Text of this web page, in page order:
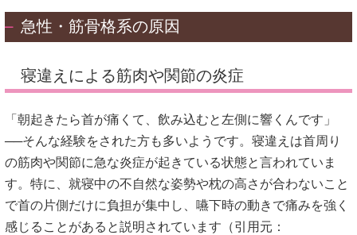
急性・筋骨格系の原因
寝違えによる筋肉や関節の炎症
「朝起きたら首が痛くて、飲み込むと左側に響くんです」
──そんな経験をされた方も多いようです。寝違えは首周り
の筋肉や関節に急な炎症が起きている状態と言われていま
す。特に、就寝中の不自然な姿勢や枕の高さが合わないこと
で首の片側だけに負担が集中し、嚥下時の動きで痛みを強く
感じることがあると説明されています（引用元：